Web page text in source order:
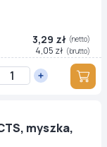
3,29 zł (netto)
4,05 zł (brutto)
myszka,